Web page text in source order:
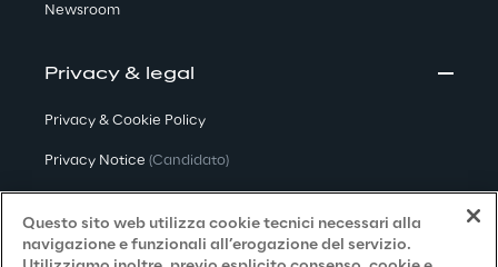
Newsroom
Privacy & legal
Privacy & Cookie Policy
Privacy Notice (Candidato)
Privacy Notice(Fornitore)
Questo sito web utilizza cookie tecnici necessari alla
navigazione e funzionali all’erogazione del servizio.